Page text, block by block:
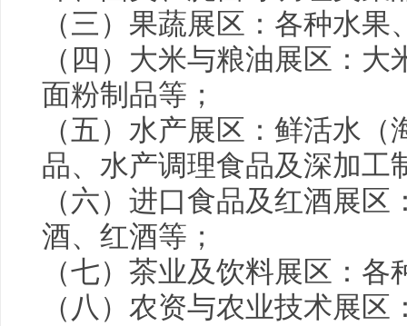
（三）果蔬展区：各种水
（四）大米与粮油展区：
面粉制品等；
（五）水产展区：鲜活水
品、水产调理食品及深加工
（六）进口食品及红酒展
酒、红酒等；
（七）茶业及饮料展区：
（八）农资与农业技术展